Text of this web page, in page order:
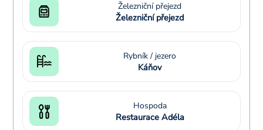
Železniční přejezd
Železniční přejezd
Rybník / jezero
Káňov
Hospoda
Restaurace Adéla